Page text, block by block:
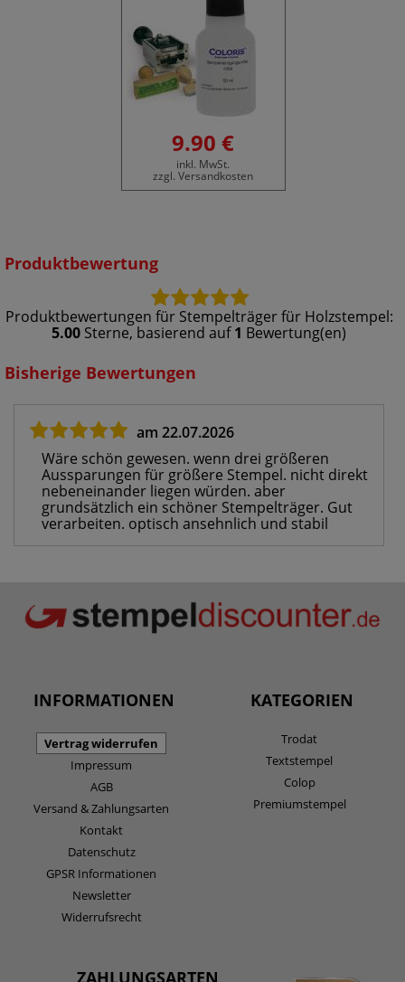
9.90 €
inkl. MwSt.
zzgl. Versandkosten
Produktbewertung
Produktbewertungen für Stempelträger für Holzstempel:
5.00 Sterne, basierend auf1 Bewertung(en)
Bisherige Bewertungen
am 22.07.2026
Wäre schön gewesen. wenn drei größeren
Aussparungen für größere Stempel. nicht direkt
nebeneinander liegen würden. aber
grundsätzlich ein schöner Stempelträger. Gut
verarbeiten. optisch ansehnlich und stabil
INFORMATIONEN
Vertrag widerrufen
Impressum
AGB
Versand & Zahlungsarten
Kontakt
Datenschutz
GPSR Informationen
Newsletter
Widerrufsrecht
KATEGORIEN
Trodat
Textstempel
Colop
Premiumstempel